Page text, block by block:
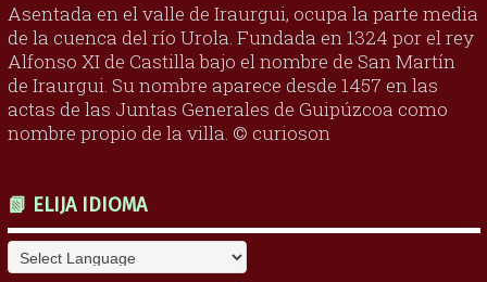
Asentada en el valle de Iraurgui, ocupa la parte media
de la cuenca del río Urola. Fundada en 1324 por el rey
Alfonso XI de Castilla bajo el nombre de San Martín
de Iraurgui. Su nombre aparece desde 1457 en las
actas de las Juntas Generales de Guipúzcoa como
nombre propio de la villa. © curioson
📗 ELIJA IDIOMA